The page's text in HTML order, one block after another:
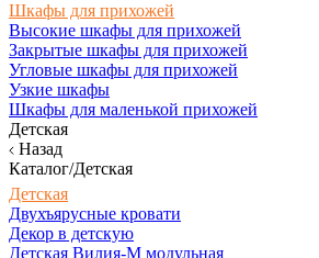
Шкафы для прихожей
Высокие шкафы для прихожей
Закрытые шкафы для прихожей
Угловые шкафы для прихожей
Узкие шкафы
Шкафы для маленькой прихожей
Детская
Назад
Каталог/Детская
Детская
Двухъярусные кровати
Декор в детскую
Детская Вилия-М модульная